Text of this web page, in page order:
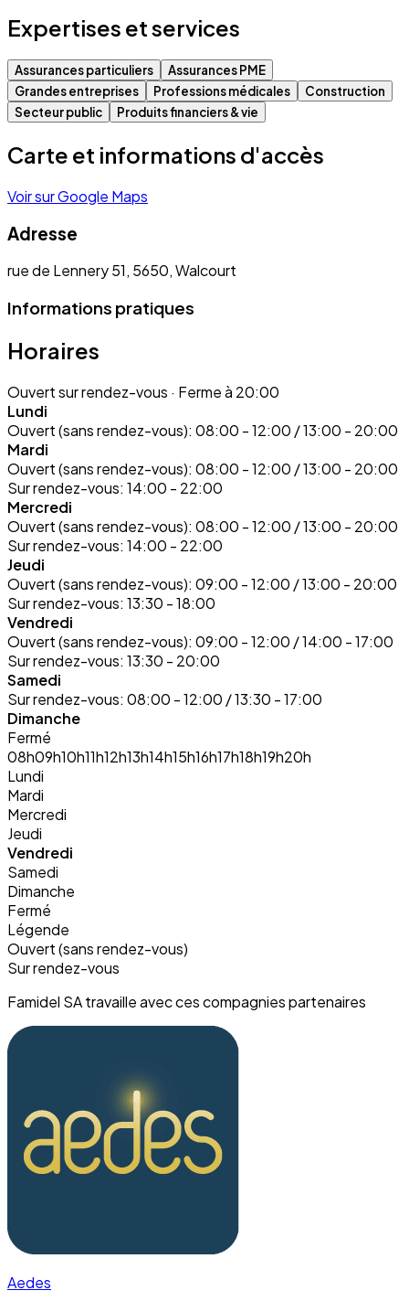
Expertises et services
Assurances particuliers
Assurances PME
Grandes entreprises
Professions médicales
Construction
Secteur public
Produits financiers & vie
Carte et informations d'accès
Voir sur Google Maps
Adresse
rue de Lennery 51, 5650, Walcourt
Informations pratiques
Horaires
Ouvert sur rendez-vous · Ferme à 20:00
Lundi
Ouvert (sans rendez-vous): 08:00 - 12:00 / 13:00 - 20:00
Mardi
Ouvert (sans rendez-vous): 08:00 - 12:00 / 13:00 - 20:00
Sur rendez-vous: 14:00 - 22:00
Mercredi
Ouvert (sans rendez-vous): 08:00 - 12:00 / 13:00 - 20:00
Sur rendez-vous: 14:00 - 22:00
Jeudi
Ouvert (sans rendez-vous): 09:00 - 12:00 / 13:00 - 20:00
Sur rendez-vous: 13:30 - 18:00
Vendredi
Ouvert (sans rendez-vous): 09:00 - 12:00 / 14:00 - 17:00
Sur rendez-vous: 13:30 - 20:00
Samedi
Sur rendez-vous: 08:00 - 12:00 / 13:30 - 17:00
Dimanche
Fermé
08h09h10h11h12h13h14h15h16h17h18h19h20h
Lundi
Mardi
Mercredi
Jeudi
Vendredi
Samedi
Dimanche
Fermé
Légende
Ouvert (sans rendez-vous)
Sur rendez-vous
Famidel SA travaille avec ces compagnies partenaires
Aedes